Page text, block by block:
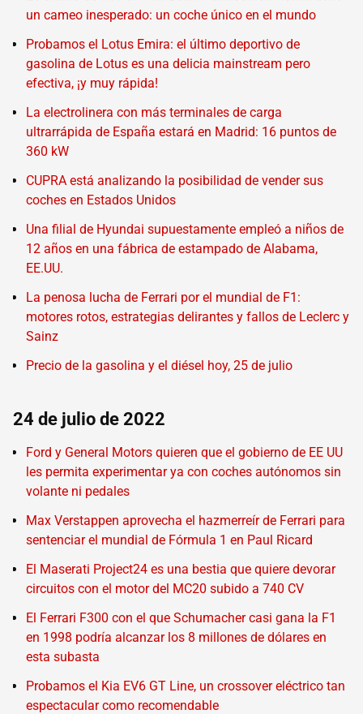
un cameo inesperado: un coche único en el mundo
Probamos el Lotus Emira: el último deportivo de
gasolina de Lotus es una delicia mainstream pero
efectiva, ¡y muy rápida!
La electrolinera con más terminales de carga
ultrarrápida de España estará en Madrid: 16 puntos de
360 kW
CUPRA está analizando la posibilidad de vender sus
coches en Estados Unidos
Una filial de Hyundai supuestamente empleó a niños de
12 años en una fábrica de estampado de Alabama,
EE.UU.
La penosa lucha de Ferrari por el mundial de F1:
motores rotos, estrategias delirantes y fallos de Leclerc y
Sainz
Precio de la gasolina y el diésel hoy, 25 de julio
24 de julio de 2022
Ford y General Motors quieren que el gobierno de EE UU
les permita experimentar ya con coches autónomos sin
volante ni pedales
Max Verstappen aprovecha el hazmerreír de Ferrari para
sentenciar el mundial de Fórmula 1 en Paul Ricard
El Maserati Project24 es una bestia que quiere devorar
circuitos con el motor del MC20 subido a 740 CV
El Ferrari F300 con el que Schumacher casi gana la F1
en 1998 podría alcanzar los 8 millones de dólares en
esta subasta
Probamos el Kia EV6 GT Line, un crossover eléctrico tan
espectacular como recomendable